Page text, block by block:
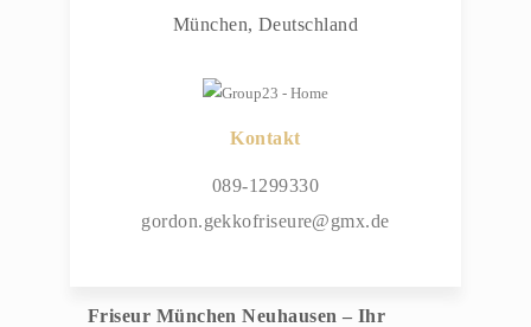
München, Deutschland
Kontakt
089-1299330
gordon.gekkofriseure@gmx.de
Friseur München Neuhausen – Ihr